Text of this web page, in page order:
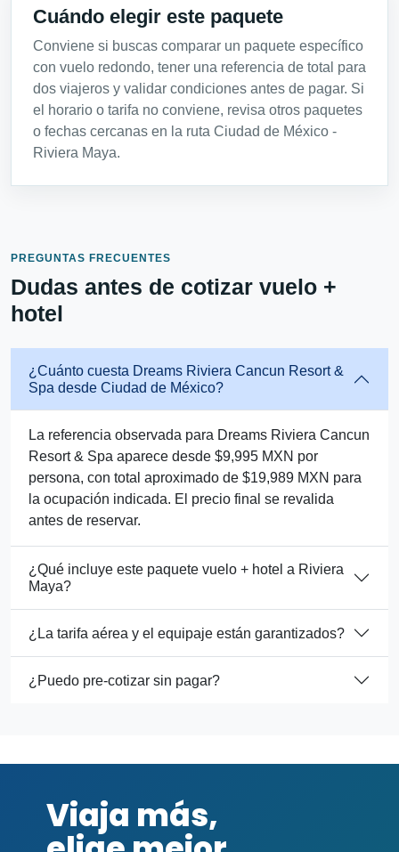
Cuándo elegir este paquete
Conviene si buscas comparar un paquete específico
con vuelo redondo, tener una referencia de total para
dos viajeros y validar condiciones antes de pagar. Si
el horario o tarifa no conviene, revisa otros paquetes
o fechas cercanas en la ruta Ciudad de México -
Riviera Maya.
PREGUNTAS FRECUENTES
Dudas antes de cotizar vuelo +
hotel
¿Cuánto cuesta Dreams Riviera Cancun Resort &
Spa desde Ciudad de México?
La referencia observada para Dreams Riviera Cancun
Resort & Spa aparece desde $9,995 MXN por
persona, con total aproximado de $19,989 MXN para
la ocupación indicada. El precio final se revalida
antes de reservar.
¿Qué incluye este paquete vuelo + hotel a Riviera
Maya?
¿La tarifa aérea y el equipaje están garantizados?
¿Puedo pre-cotizar sin pagar?
Viaja más,